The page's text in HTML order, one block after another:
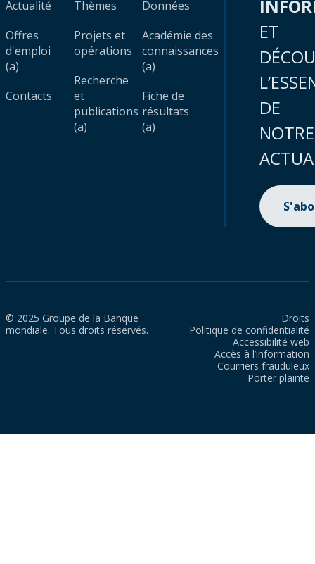
Actualité
Offres
d'emploi
(a)
Contacts
Thèmes
Projets et
opérations
Recherche
et
publications
(a)
Données
Académie des
connaissances
(a)
Fiche de
résultats
(a)
ET
DE
NOTRE
© 2025 Groupe de la Banque
mondiale. Tous droits réservés.
Droits
Politique de confidentialité
Accessibilité web
Accès à l’information
Courriers frauduleux
Porter plainte